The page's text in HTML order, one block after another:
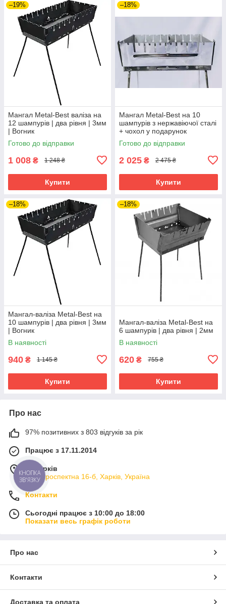
–19%
Мангал Metal-Best валіза на
12 шампурів | два рівня | 3мм
| Вогник
Готово до відправки
1 008 ₴ 1 248 ₴
Купити
–18%
Мангал Metal-Best на 10
шампурів з нержавіючої сталі
+ чохол у подарунок
Готово до відправки
2 025 ₴ 2 475 ₴
Купити
–18%
Мангал-валіза Metal-Best на
10 шампурів | два рівня | 3мм
| Вогник
В наявності
940 ₴ 1 145 ₴
Купити
–18%
Мангал-валіза Metal-Best на
6 шампурів | два рівня | 2мм
В наявності
620 ₴ 755 ₴
Купити
Про нас
97% позитивних з 803 відгуків за рік
Працює з 17.11.2014
м. Харків
вул. Проспектна 16-б, Харків, Україна
Контакти
Сьогодні працює з 10:00 до 18:00
Показати весь графік роботи
Про нас
Контакти
Доставка та оплата
КНОПКА
ЗВ'ЯЗКУ